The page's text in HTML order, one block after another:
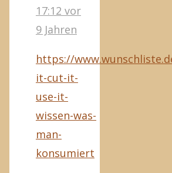
17:12 vor
9 Jahren
https://
it-cut-it-
use-it-
wissen-was-
man-
konsumiert